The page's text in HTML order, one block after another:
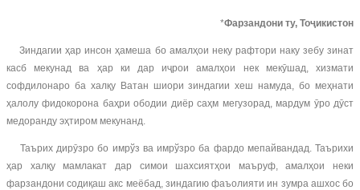
*Фарзандони ту, Тоҷикистон
Зиндагии ҳар инсон ҳамеша бо амалҳои неку рафтори наку зебу зинат
касб мекунад ва ҳар ки дар иҷрои амалҳои нек мекӯшад, хизмати
софдилонаро ба халқу Ватан шиори зиндагии хеш намуда, бо меҳнати
ҳалолу фидокорона баҳри ободии диёр саҳм мегузорад, мардум ӯро дӯст
медоранду эҳтиром мекунанд.
Таърих дирӯзро бо имрўз ва имрўзро ба фардо мепайвандад. Таърихи
ҳар халқу мамлакат дар симои шахсиятҳои маъруф, амалҳои неки
фарзандони содиқаш акс меёбад, зиндагию фаъолияти ин зумра ашхос бо